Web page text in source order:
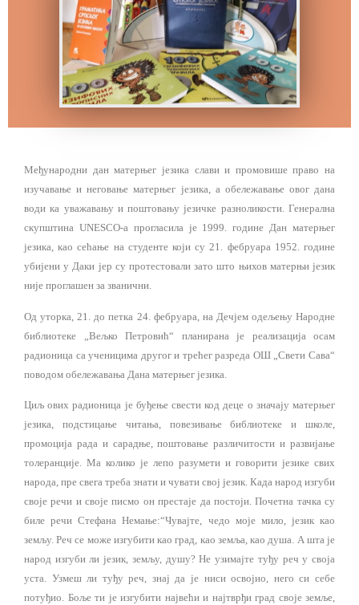
Међународни дан матерњег језика слави и промовише право на
изучавање и неговање матерњег језика, а обележавање овог дана
води ка уважавању и поштовању језичке разноликости. Генерална
скупштина UNESCO-a прогласила је 1999. године Дан матерњег
језика, као сећање на студенте који су 21. фебруара 1952. године
убијени у Даки јер су протестовали зато што њихов матерњи језик
није проглашен за званични.
Од уторка, 21. до петка 24. фебруара, на Дечјем одељењу Народне
библиотеке „Вељко Петровић“ планирана је реализација осам
радионица са ученицима другог и трећег разреда ОШ „Свети Сава“
поводом обележавања Дана матерњег језика.
Циљ ових радионица је буђење свести код деце о значају матерњег
језика, подстицање читања, повезивање библиотеке и школе,
промоција рада и сарадње, поштовање различитости и развијање
толеранције. Ма колико је лепо разумети и говорити језике свих
народа, пре свега треба знати и чувати свој језик. Када народ изгуби
своје речи и своје писмо он престаје да постоји. Почетна тачка су
биле речи Стефана Немање:“Чувајте, чедо моје мило, језик као
земљу. Реч се може изгубити као град, као земља, као душа. А шта је
народ изгуби ли језик, земљу, душу? Не узимајте туђу реч у своја
уста. Узмеш ли туђу реч, знај да је ниси освојио, него си себе
потуђио. Боље ти је изгубити највећи и најтврђи град своје земље,